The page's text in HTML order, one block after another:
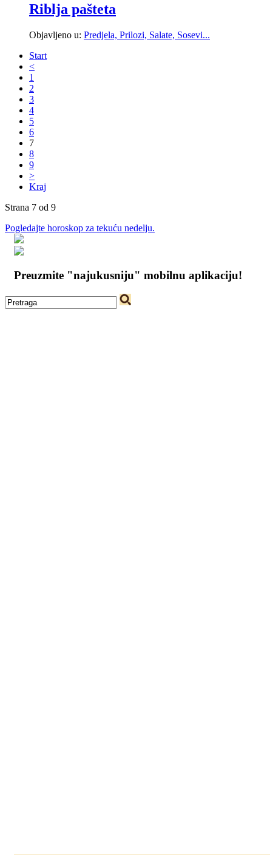
Riblja pašteta
Objavljeno u: Predjela, Prilozi, Salate, Sosevi...
Start
<
1
2
3
4
5
6
7
8
9
>
Kraj
Strana 7 od 9
Pogledajte horoskop za tekuću nedelju.
Preuzmite "najukusniju" mobilnu aplikaciju!